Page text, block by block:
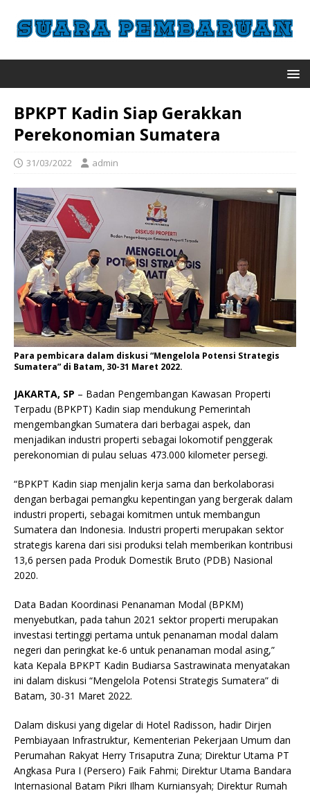
BPKPT Kadin Siap Gerakkan
Perekonomian Sumatera
31/03/2022 admin
Para pembicara dalam diskusi “Mengelola Potensi Strategis
Sumatera” di Batam, 30-31 Maret 2022.
JAKARTA, SP – Badan Pengembangan Kawasan Properti
Terpadu (BPKPT) Kadin siap mendukung Pemerintah
mengembangkan Sumatera dari berbagai aspek, dan
menjadikan industri properti sebagai lokomotif penggerak
perekonomian di pulau seluas 473.000 kilometer persegi.
“BPKPT Kadin siap menjalin kerja sama dan berkolaborasi
dengan berbagai pemangku kepentingan yang bergerak dalam
industri properti, sebagai komitmen untuk membangun
Sumatera dan Indonesia. Industri properti merupakan sektor
strategis karena dari sisi produksi telah memberikan kontribusi
13,6 persen pada Produk Domestik Bruto (PDB) Nasional
2020.
Data Badan Koordinasi Penanaman Modal (BPKM)
menyebutkan, pada tahun 2021 sektor properti merupakan
investasi tertinggi pertama untuk penanaman modal dalam
negeri dan peringkat ke-6 untuk penanaman modal asing,”
kata Kepala BPKPT Kadin Budiarsa Sastrawinata menyatakan
ini dalam diskusi “Mengelola Potensi Strategis Sumatera” di
Batam, 30-31 Maret 2022.
Dalam diskusi yang digelar di Hotel Radisson, hadir Dirjen
Pembiayaan Infrastruktur, Kementerian Pekerjaan Umum dan
Perumahan Rakyat Herry Trisaputra Zuna; Direktur Utama PT
Angkasa Pura I (Persero) Faik Fahmi; Direktur Utama Bandara
Internasional Batam Pikri Ilham Kurniansyah; Direktur Rumah